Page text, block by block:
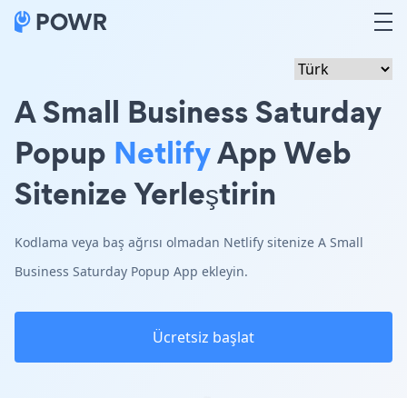
A Small Business Saturday
Popup NetlifyApp Web
Sitenize Yerleştirin
Kodlama veya baş ağrısı olmadan Netlify sitenize A Small
Business Saturday Popup App ekleyin.
Ücretsiz başlat